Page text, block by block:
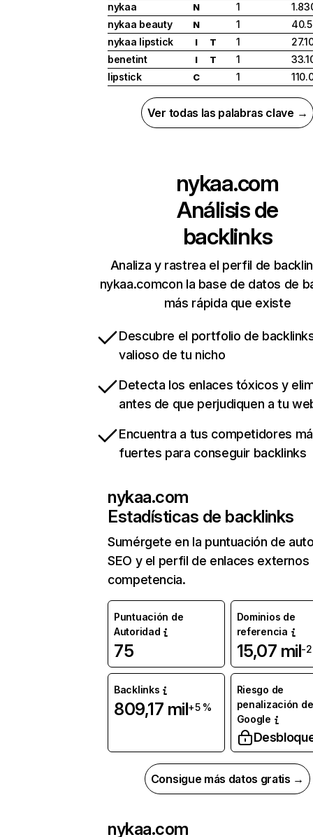
nykaa
N 1
nykaa beauty
N 1
nykaa lipstick
I T 1
benetint
I T 1
lipstick
C 1
Ver todas las palabras clave →
nykaa.com
Análisis de
backlinks
Analiza y rastrea el perfil de
nykaa.comcon la base de datos de
más rápida que existe
Descubre el portfolio de
valioso de tu nicho
Detecta los enlaces tóxicos y
antes de que perjudiquen a tu
Encuentra a tus competidores
fuertes para conseguir backlinks
nykaa.com
Estadísticas de backlinks
Sumérgete en la puntuación de
SEO y el perfil de enlaces externos
competencia.
Puntuación de
Autoridad
75
Dominios de
referencia
15,07 mil-
Backlinks
809,17 mil+5 %
Riesgo de
penalización de
Google
Consigue más datos gratis →
nykaa.com